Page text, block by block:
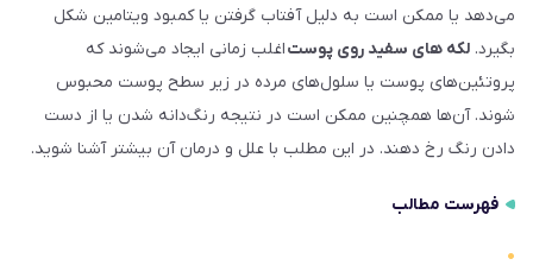
می‌دهد یا ممکن است به دلیل آفتاب گرفتن یا کمبود ویتامین شکل
بگیرد. لکه های سفید روی پوستاغلب زمانی ایجاد می‌شوند که
پروتئین‌های پوست یا سلول‌های مرده در زیر سطح پوست محبوس
شوند. آن‌ها همچنین ممکن است در نتیجه رنگ‌دانه شدن یا از دست
دادن رنگ رخ دهند. در این مطلب با علل و درمان آن بیشتر آشنا شوید.
فهرست مطالب